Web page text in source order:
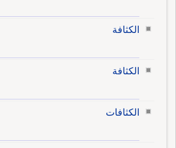
الكثافة
الكثافة
الكثافات